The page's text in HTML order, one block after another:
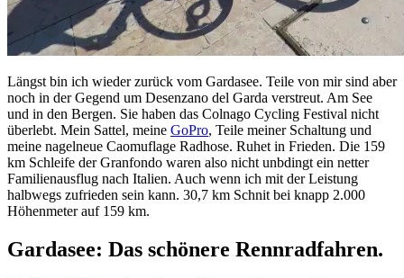
Längst bin ich wieder zurück vom Gardasee. Teile von mir sind aber
noch in der Gegend um Desenzano del Garda verstreut. Am See
und in den Bergen. Sie haben das Colnago Cycling Festival nicht
überlebt. Mein Sattel, meine GoPro, Teile meiner Schaltung und
meine nagelneue Caomuflage Radhose. Ruhet in Frieden. Die 159
km Schleife der Granfondo waren also nicht unbdingt ein netter
Familienausflug nach Italien. Auch wenn ich mit der Leistung
halbwegs zufrieden sein kann. 30,7 km Schnit bei knapp 2.000
Höhenmeter auf 159 km.
Gardasee: Das schönere Rennradfahren.